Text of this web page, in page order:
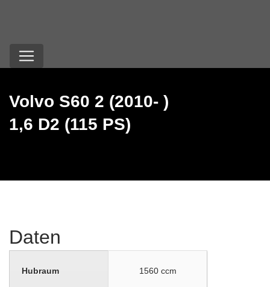
Volvo S60 2 (2010- )
1,6 D2 (115 PS)
Daten
Hubraum 1560 ccm